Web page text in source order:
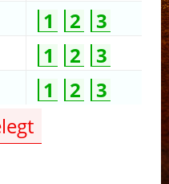
1 2
3
1 2
3
1 2
3